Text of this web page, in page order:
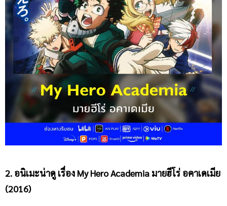
2. อนิเมะน่าดู เรื่อง My Hero Academia มายฮีโร่ อคาเดเมีย
(2016)